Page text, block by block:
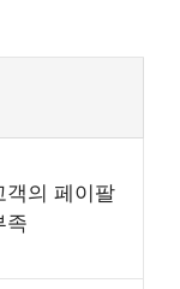
객의 페이팔
족